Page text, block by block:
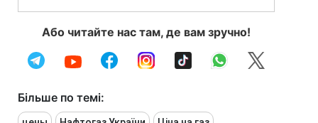
Або читайте нас там, де вам зручно!
Більше по темі: